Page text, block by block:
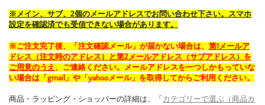
※メイン、サブ、2個のメールアドレスでお問い合わせ下さい。スマホ
設定を確認済でも受信できない場合があります。
※ご注文完了後、「注文確認メール」が届かない場合は、 第1メールア
ドレス（注文時のアドレス）と第2メールアドレス（サブアドレス）を
ご用意のうえ 、ご連絡ください。メールアドレスを一つしかもっていな
い場合は「gmail」や「yahooメール」を取得してからご利用ください。
商品・ラッピング・ショッパーの詳細は、「 カテゴリーで選ぶ（商品カ